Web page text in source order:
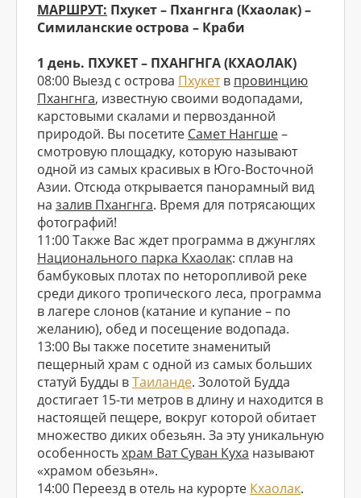
МАРШРУТ: Пхукет – Пхангнга (Кхаолак) –
Симиланские острова – Краби
1 день. ПХУКЕТ – ПХАНГНГА (КХАОЛАК)
08:00 Выезд с острова Пхукетв провинцию
Пхангнга, известную своими водопадами,
карстовыми скалами и первозданной
природой. Вы посетите Самет Нангше–
смотровую площадку, которую называют
одной из самых красивых в Юго-Восточной
Азии. Отсюда открывается панорамный вид
на залив Пхангнга. Время для потрясающих
фотографий!
11:00 Также Вас ждет программа в джунглях
Национального парка Кхаолак: сплав на
бамбуковых плотах по неторопливой реке
среди дикого тропического леса, программа
в лагере слонов (катание и купание – по
желанию), обед и посещение водопада.
13:00 Вы также посетите знаменитый
пещерный храм с одной из самых больших
статуй Будды вТаиланде. Золотой Будда
достигает 15-ти метров в длину и находится в
настоящей пещере, вокруг которой обитает
множество диких обезьян. За эту уникальную
особенностьхрам Ват Суван Куха называют
«храмом обезьян».
14:00 Переезд в отель на курорте Кхаолак.